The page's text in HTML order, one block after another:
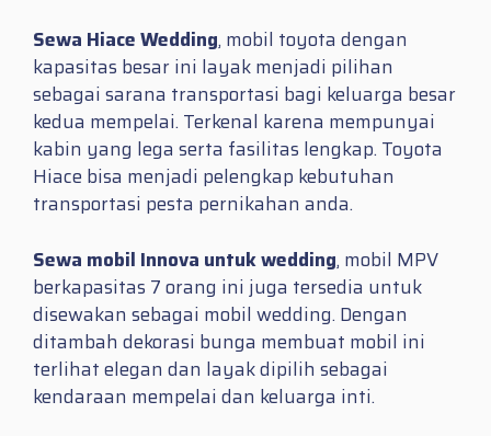
Sewa Hiace Wedding, mobil toyota dengan
kapasitas besar ini layak menjadi pilihan
sebagai sarana transportasi bagi keluarga besar
kedua mempelai. Terkenal karena mempunyai
kabin yang lega serta fasilitas lengkap. Toyota
Hiace bisa menjadi pelengkap kebutuhan
transportasi pesta pernikahan anda.
Sewa mobil Innova untuk wedding, mobil MPV
berkapasitas 7 orang ini juga tersedia untuk
disewakan sebagai mobil wedding. Dengan
ditambah dekorasi bunga membuat mobil ini
terlihat elegan dan layak dipilih sebagai
kendaraan mempelai dan keluarga inti.